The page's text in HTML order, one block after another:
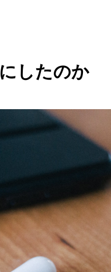
したのか